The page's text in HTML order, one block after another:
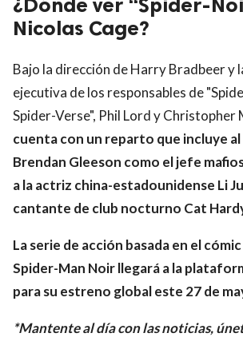
¿Dónde ver “Spider-
Nicolas Cage?
Bajo la dirección de Harry Bradbeer y
ejecutiva de los responsables de
Spider-Verse", Phil Lord y Christopher
cuenta con un reparto que incluye
Brendan Gleeson como el jefe
a la actriz china-estadounidense Li
cantante de club nocturno Cat
La serie de acción basada en el
Spider-Man Noir llegará a la
para su estreno global este 27 de
*Mantente al día con las noticias,